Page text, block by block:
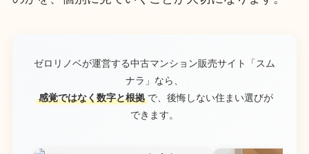
ゼロリノベが運営する中古マンション販売サイト「スム
ナラ」なら、
感覚ではなく数字と根拠 で、後悔しない住まい選びが
できます。